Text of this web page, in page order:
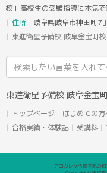
校」高校生の受験指導に本気
住所 岐阜県岐阜市神田町7
東進衛星予備校 岐阜金宝町校
索
結
東進衛星予備校 岐阜金宝
トップページ はじめての方
合格実績・体験記
受講料
アコガレから探す私の